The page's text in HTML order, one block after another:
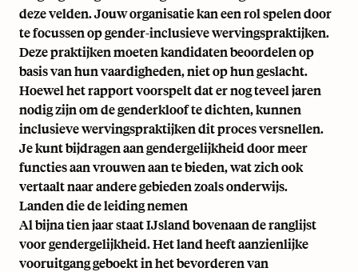
deze velden. Jouw organisatie kan een rol spelen door
te focussen op gender-inclusieve wervingspraktijken.
Deze praktijken moeten kandidaten beoordelen op
basis van hun vaardigheden, niet op hun geslacht.
Hoewel het rapport voorspelt dat er nog teveel jaren
nodig zijn om de genderkloof te dichten, kunnen
inclusieve wervingspraktijken dit proces versnellen.
Je kunt bijdragen aan gendergelijkheid door meer
functies aan vrouwen aan te bieden, wat zich ook
vertaalt naar andere gebieden zoals onderwijs.
Landen die de leiding nemen
Al bijna tien jaar staat IJsland bovenaan de ranglijst
voor gendergelijkheid. Het land heeft aanzienlijke
vooruitgang geboekt in het bevorderen van